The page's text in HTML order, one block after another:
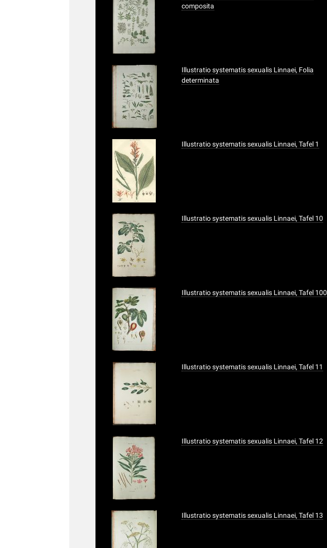
composita
Illustratio systematis sexualis Linnaei, Folia
determinata
Illustratio systematis sexualis Linnaei, Tafel 1
Illustratio systematis sexualis Linnaei, Tafel 10
Illustratio systematis sexualis Linnaei, Tafel 100
Illustratio systematis sexualis Linnaei, Tafel 11
Illustratio systematis sexualis Linnaei, Tafel 12
Illustratio systematis sexualis Linnaei, Tafel 13